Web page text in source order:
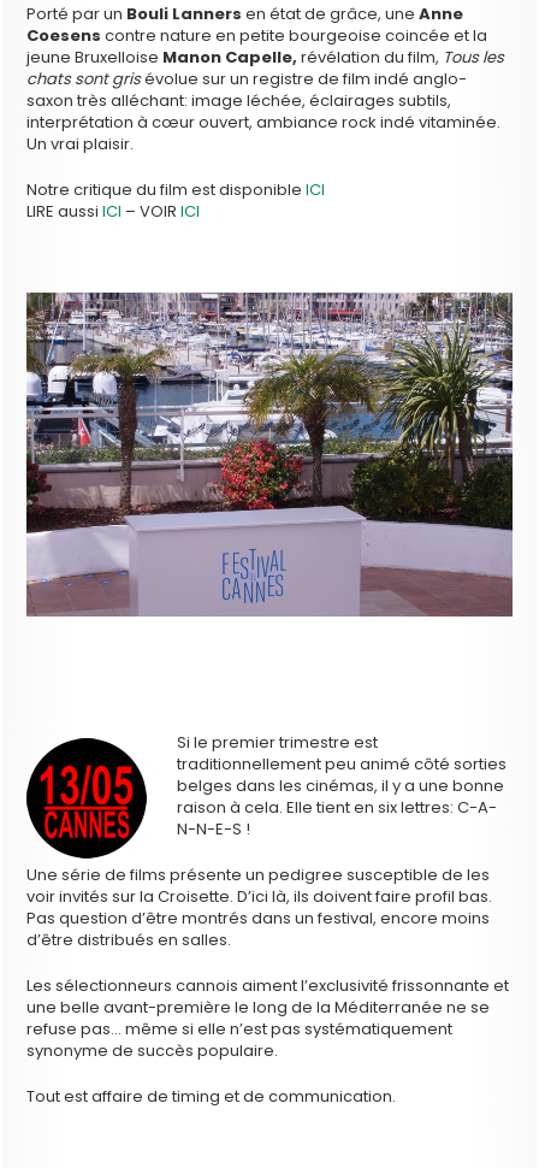
Porté par un Bouli Lanners en état de grâce, uneAnne
Coesens contre nature en petite bourgeoise coincée et la
jeune Bruxelloise Manon Capelle, révélation du film, Tous les
chats sont grisévolue sur un registre de film indé anglo-
saxon très alléchant: image léchée, éclairages subtils,
interprétation à cœur ouvert, ambiance rock indé vitaminée.
Un vrai plaisir.
Notre critique du film est disponibleICI
LIRE aussiICI – VOIRICI
Si le premier trimestre est
traditionnellement peu animé côté sorties
belges dans les cinémas, il y a une bonne
raison à cela. Elle tient en six lettres: C-A-
N-N-E-S !
Une série de films présente un pedigree susceptible de les
voir invités sur la Croisette. D’ici là, ils doivent faire profil bas.
Pas question d’être montrés dans un festival, encore moins
d’être distribués en salles.
Les sélectionneurs cannois aiment l’exclusivité frissonnante et
une belle avant-première le long de la Méditerranée ne se
refuse pas… même si elle n’est pas systématiquement
synonyme de succès populaire.
Tout est affaire de timing et de communication.